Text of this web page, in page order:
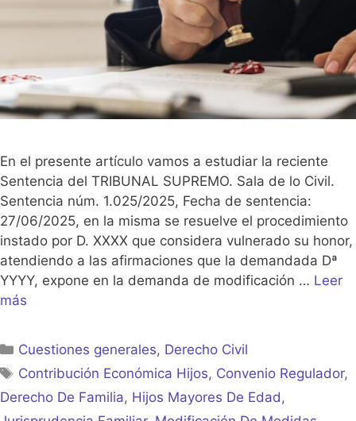
En el presente artículo vamos a estudiar la reciente
Sentencia del TRIBUNAL SUPREMO. Sala de lo Civil.
Sentencia núm. 1.025/2025, Fecha de sentencia:
27/06/2025, en la misma se resuelve el procedimiento
instado por D. XXXX que considera vulnerado su honor,
atendiendo a las afirmaciones que la demandada Dª
YYYY, expone en la demanda de modificación … Leer
más
Categorías
Cuestiones generales, Derecho Civil
Etiquetas
Contribución Económica Hijos, Convenio Regulador,
Derecho De Familia, Hijos Mayores De Edad ,